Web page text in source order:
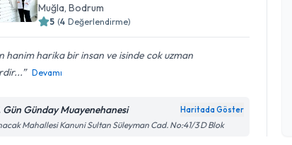
Muğla , Bodrum
5 (4 Değerlendirme)
hanim harika bir insan ve isinde cok uzman
Devamı
Gün Günday Muayenehanesi Haritada Göster
Mahallesi Kanuni Sultan Süleyman Cad. No:41/3 D Blok